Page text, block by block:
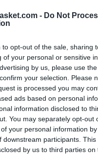
- Do Not
to opt-out of the sale, sharing
of your personal or sensitive
by us, please use
your selection. Please
is processed you may
ads based on personal
information disclosed to
You may separately opt-out
your personal information
downstream participants.
by us to third parties on
ayer a través de su cuenta
los cuatro años que lleva en
16,9 puntos y 5,2
aunque con malos porcentajes
este sea el base de primer
en su puesto de titular, pero